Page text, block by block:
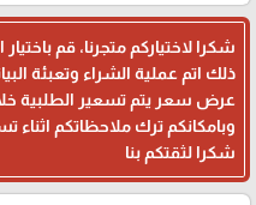
شكرا لاختياركم متجرنا، قم
ذلك اتم عملية الشراء وتعبئة
وبامكانكم ترك ملاحظاتكم
شكرا لثقتكم بنا